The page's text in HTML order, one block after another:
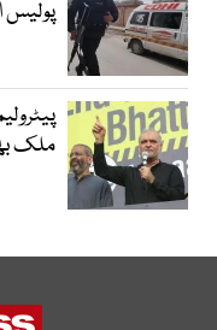
پولیس
ملک بھر میں 510